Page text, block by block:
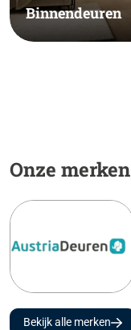
Binnendeuren
Onze merken
Bekijk alle merken